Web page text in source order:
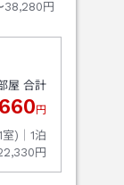
38,280円
屋 合計
円
)｜ 1泊
円